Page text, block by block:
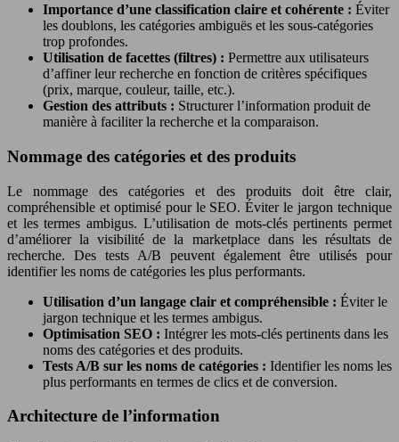
Importance d’une classification claire et cohérente : Éviter
les doublons, les catégories ambiguës et les sous-catégories
trop profondes.
Utilisation de facettes (filtres) : Permettre aux utilisateurs
d’affiner leur recherche en fonction de critères spécifiques
(prix, marque, couleur, taille, etc.).
Gestion des attributs : Structurer l’information produit de
manière à faciliter la recherche et la comparaison.
Nommage des catégories et des produits
Le nommage des catégories et des produits doit être clair,
compréhensible et optimisé pour le SEO. Éviter le jargon technique
et les termes ambigus. L’utilisation de mots-clés pertinents permet
d’améliorer la visibilité de la marketplace dans les résultats de
recherche. Des tests A/B peuvent également être utilisés pour
identifier les noms de catégories les plus performants.
Utilisation d’un langage clair et compréhensible : Éviter le
jargon technique et les termes ambigus.
Optimisation SEO : Intégrer les mots-clés pertinents dans les
noms des catégories et des produits.
Tests A/B sur les noms de catégories : Identifier les noms les
plus performants en termes de clics et de conversion.
Architecture de l’information